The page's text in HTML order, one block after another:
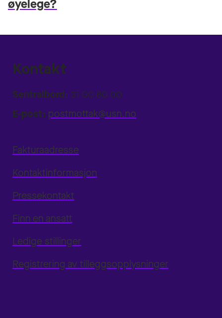
øyelege?
Kontakt
Sentralbord: 31 00 80 00
E-post: postmottak@usn.no
Fakturaadresse
Kontaktinformasjon
Pressekontakt
Finn en ansatt
Ledige stillinger
Registrering av tilleggsopplysninger